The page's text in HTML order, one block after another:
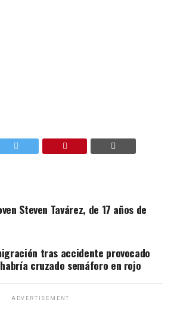
Steven Tavárez, de 17 años de
tras accidente provocado
cruzado semáforo en rojo
ADVERTISEMENT